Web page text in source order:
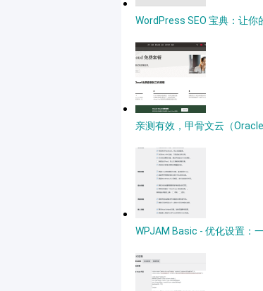
WordPress SEO 宝典：让你
亲测有效，甲骨文云（
WPJAM Basic - 优化设置：